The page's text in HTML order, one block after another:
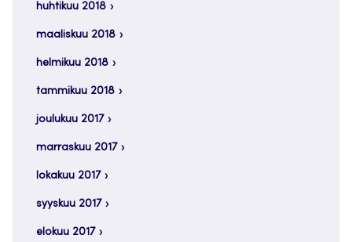
huhtikuu 2018
maaliskuu 2018
helmikuu 2018
tammikuu 2018
joulukuu 2017
marraskuu 2017
lokakuu 2017
syyskuu 2017
elokuu 2017